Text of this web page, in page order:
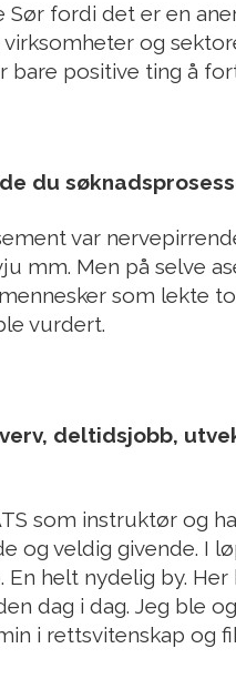
Sør fordi det er en
og
bare positive ting å
du
var
mm. Men på selve
som lekte
vurdert.
deltidsjobb,
som instruktør og
og veldig givende. I
En helt nydelig by.
dag i dag. Jeg ble
i rettsvitenskap og